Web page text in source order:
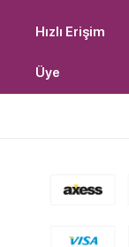
Hızlı Erişim
Üye